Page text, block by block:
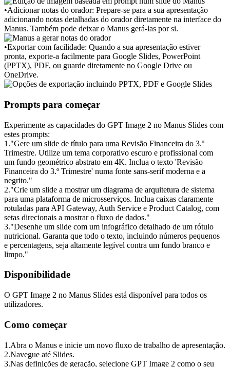
•Adicionar notas do orador: Prepare-se para a sua apresentação
adicionando notas detalhadas do orador diretamente na interface do
Manus. Também pode deixar o Manus gerá-las por si.
•Exportar com facilidade: Quando a sua apresentação estiver
pronta, exporte-a facilmente para Google Slides, PowerPoint
(PPTX), PDF, ou guarde diretamente no Google Drive ou
OneDrive.
Prompts para começar
Experimente as capacidades do GPT Image 2 no Manus Slides com
estes prompts:
1 ."Gere um slide de título para uma Revisão Financeira do 3.º
Trimestre. Utilize um tema corporativo escuro e profissional com
um fundo geométrico abstrato em 4K. Inclua o texto 'Revisão
Financeira do 3.º Trimestre' numa fonte sans-serif moderna e a
negrito."
2."Crie um slide a mostrar um diagrama de arquitetura de sistema
para uma plataforma de microsserviços. Inclua caixas claramente
rotuladas para API Gateway, Auth Service e Product Catalog, com
setas direcionais a mostrar o fluxo de dados."
3."Desenhe um slide com um infográfico detalhado de um rótulo
nutricional. Garanta que todo o texto, incluindo números pequenos
e percentagens, seja altamente legível contra um fundo branco e
limpo."
Disponibilidade
O GPT Image 2 no Manus Slides está disponível para todos os
utilizadores.
Como começar
1 .Abra o Manus e inicie um novo fluxo de trabalho de apresentação.
2.Navegue até Slides.
3.Nas definições de geração, selecione GPT Image 2 como o seu